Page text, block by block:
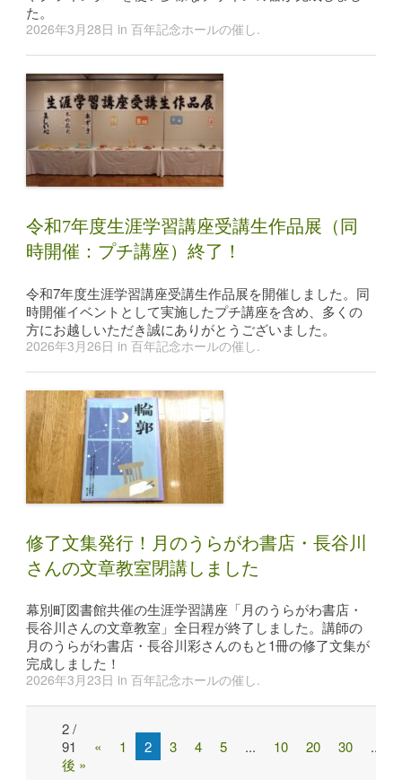
た。
2026年3月28日 in百年記念ホールの催し.
令和7年度生涯学習講座受講生作品展（同
時開催：プチ講座）終了！
令和7年度生涯学習講座受講生作品展を開催しました。同
時開催イベントとして実施したプチ講座を含め、多くの
方にお越しいただき誠にありがとうございました。
2026年3月26日 in百年記念ホールの催し.
修了文集発行！月のうらがわ書店・長谷川
さんの文章教室閉講しました
幕別町図書館共催の生涯学習講座「月のうらがわ書店・
長谷川さんの文章教室」全日程が終了しました。講師の
月のうらがわ書店・長谷川彩さんのもと1冊の修了文集が
完成しました！
2026年3月23日 in百年記念ホールの催し.
Post
navigation
2 /
91
« 1 2 3 4 5 ... 10 20 30 ...
後 »